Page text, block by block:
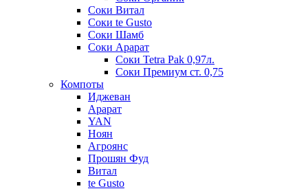
Соки Витал
Соки te Gusto
Соки Шамб
Соки Арарат
Соки Tetra Pak 0,97л.
Соки Премиум ст. 0,75
Компоты
Иджеван
Арарат
YAN
Ноян
Агроянс
Прошян Фуд
Витал
te Gusto